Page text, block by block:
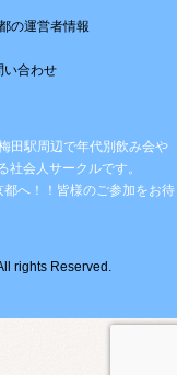
の運営者情報
い合わせ
田駅周辺で年代別飲み会や
社会人サークルです。
へ！！皆様のご参加をお待
rights Reserved.